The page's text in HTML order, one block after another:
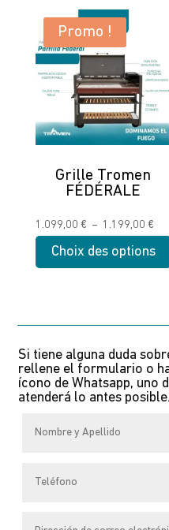
plusieurs
variations.
Les
peuvent
choisies
Promo !
Grille Tromen
FÉDÉRALE
1.099,00 € – 1.199,00 €
prix
Choix des options
variations.
Les
options
sur
page
Si tiene alguna duda
rellene el formulario o
ícono de Whatsapp, uno
atenderá lo antes posible.